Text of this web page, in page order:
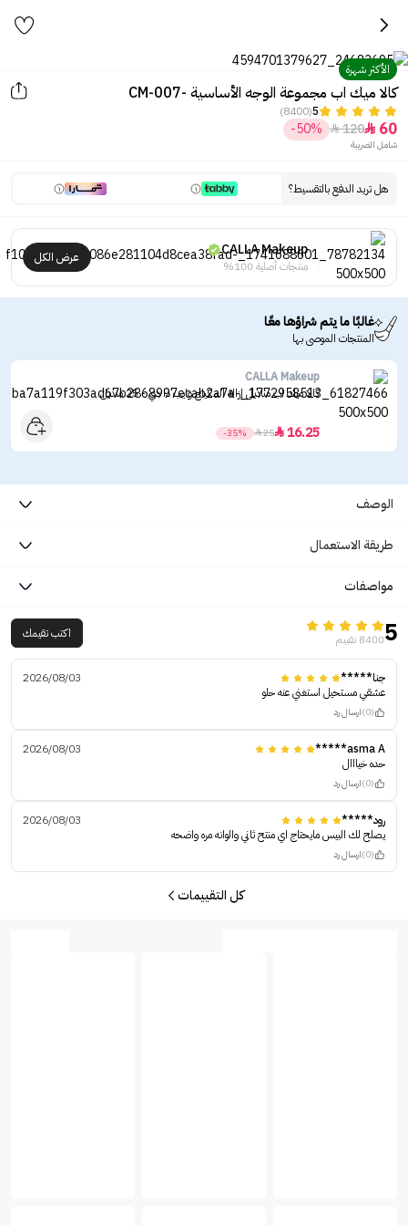
الأكثر شهرة
كالا ميك اب مجموعة الوجه الأساسية -CM-007
5
(8400)
60

120

-50%
شامل الضريبة
هل تريد الدفع بالتقسيط؟
CALLA Makeup
منتجات أصلية 100%
عرض الكل
غالبًا ما يتم شراؤها معًا
المنتجات الموصى بها
CALLA Makeup
كالا ميك اب مناديل إزالة المكياج وايب ذا دي - 25 منديل
16.25

25

-35%
الوصف
طريقة الاستعمال
مواصفات
58400 تقييم اكتب تقيمك
جنا*****
2026/08/03
عشقي مستحيل استغني عنه حلو
(0) ارسال رد
asma A*****
2026/08/03
حده خيااال
(0) ارسال رد
رود*****
2026/08/03
يصلح لك البيس مايحتاج اي منتح ثاني والوانه مره واضحه
(0) ارسال رد
كل التقييمات